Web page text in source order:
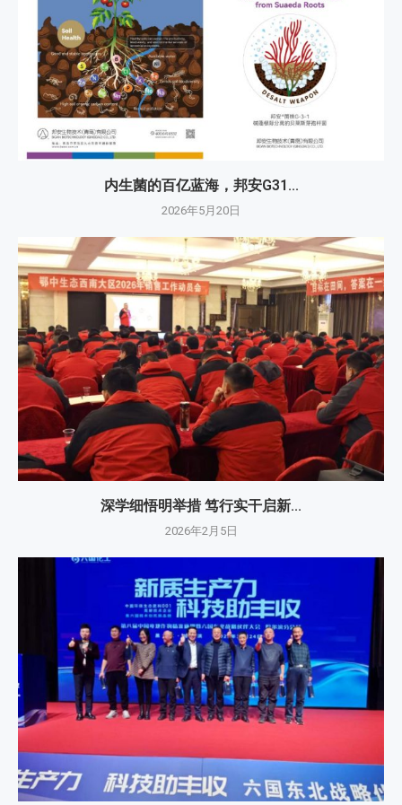
内生菌的百亿蓝海，邦安G31...
2026年5月20日
深学细悟明举措 笃行实干启新...
2026年2月5日